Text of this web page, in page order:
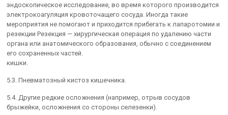
эндоскопическое исследование, во время которого производится
электрокоагуляция кровоточащего сосуда. Иногда такие
мероприятия не помогают и приходится прибегать к лапаротомии и
резекции Резекция — хирургическая операция по удалению части
органа или анатомического образования, обычно с соединением
его сохраненных частей.
кишки.
5.3. Пневматозный кистоз кишечника.
5.4. Другие редкие осложнения (например, отрыв сосудов
брыжейки, осложнения со стороны селезенки).